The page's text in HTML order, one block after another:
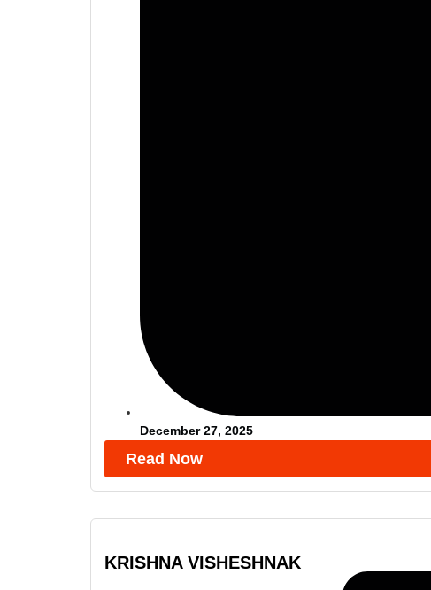
December 27, 2025
Read Now
KRISHNA VISHESHNAK